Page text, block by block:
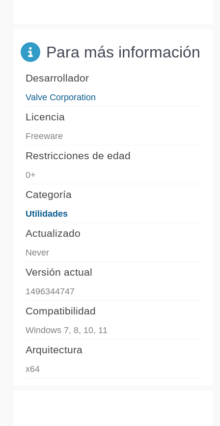
Para más información
Desarrollador
Valve Corporation
Licencia
Freeware
Restricciones de edad
0+
Categoría
Utilidades
Actualizado
Never
Versión actual
1496344747
Compatibilidad
Windows 7, 8, 10, 11
Arquitectura
x64